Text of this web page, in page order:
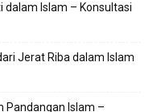
dalam Islam – Konsultasi
Jerat Riba dalam Islam
Pandangan Islam –